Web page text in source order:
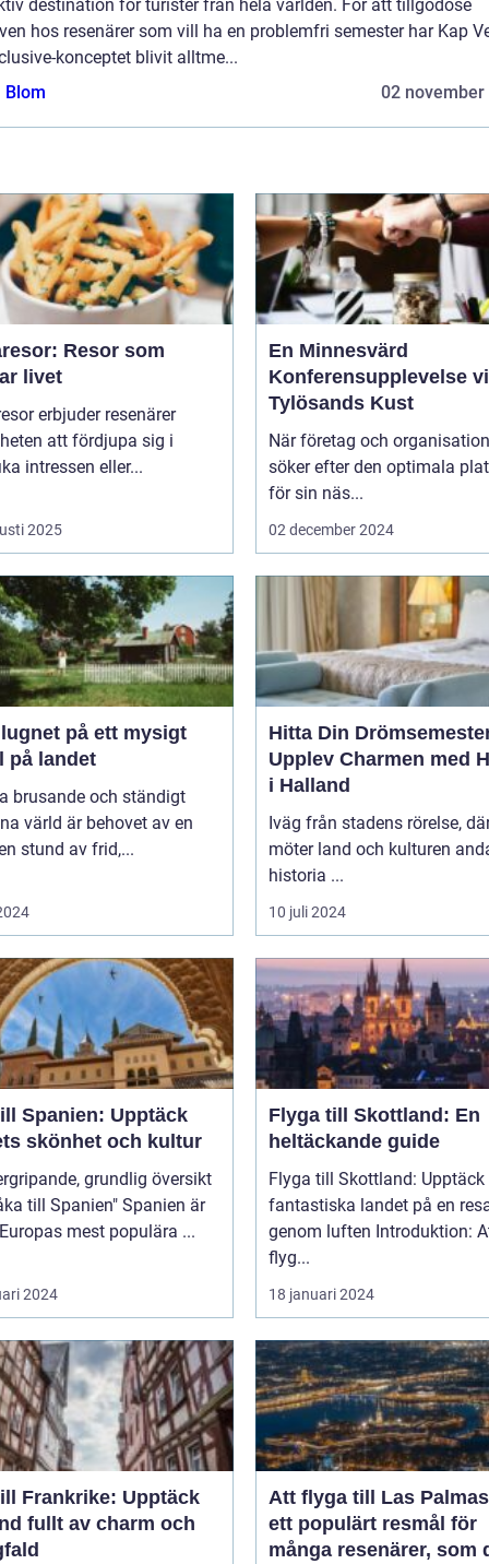
destination för turister från hela världen. För att tillgodose
hos resenärer som vill ha en problemfri semester har Kap
konceptet blivit alltme...
Blom
02 november
Resor som
livet
erbjuder resenärer
att fördjupa sig i
intressen eller...
2025
En Minnesvärd
Konferensupplevelse
Tylösands Kust
När företag och
söker efter den optimala
för sin näs...
02 december 2024
på ett mysigt
på landet
brusande och ständigt
värld är behovet av en
stund av frid,...
Hitta Din
Upplev Charmen med
i Halland
Iväg från stadens rörelse,
möter land och kulturen
historia ...
10 juli 2024
Spanien: Upptäck
skönhet och kultur
grundlig översikt
Spanien" Spanien är
mest populära ...
2024
Flyga till Skottland: En
heltäckande guide
Flyga till Skottland: Upptäck
fantastiska landet på en
genom luften Introduktion: Att
flyg...
18 januari 2024
Frankrike: Upptäck
fullt av charm och
Att flyga till Las
ett populärt resmål för
många resenärer, som